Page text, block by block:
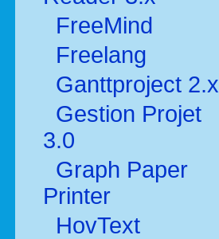
FreeMind
Freelang
Ganttproject 2.x
Gestion Projet
3.0
Graph Paper
Printer
HovText